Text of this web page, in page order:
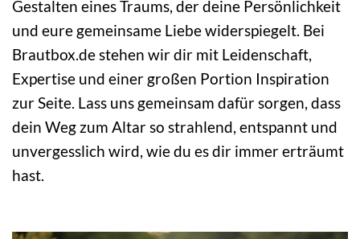
Gestalten eines Traums, der deine Persönlichkeit
und eure gemeinsame Liebe widerspiegelt. Bei
Brautbox.de stehen wir dir mit Leidenschaft,
Expertise und einer großen Portion Inspiration
zur Seite. Lass uns gemeinsam dafür sorgen, dass
dein Weg zum Altar so strahlend, entspannt und
unvergesslich wird, wie du es dir immer erträumt
hast.